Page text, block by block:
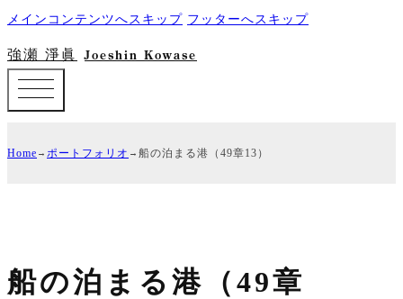
メインコンテンツへスキップ フッターへスキップ
強瀬 淨眞 Joeshin Kowase
Home ポートフォリオ 船の泊まる港（49章13）
船の泊まる港（49章